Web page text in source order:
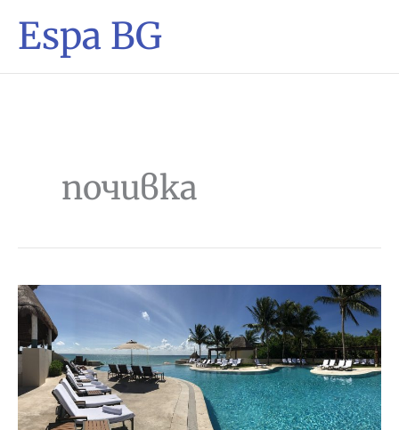
Espa BG
почивка